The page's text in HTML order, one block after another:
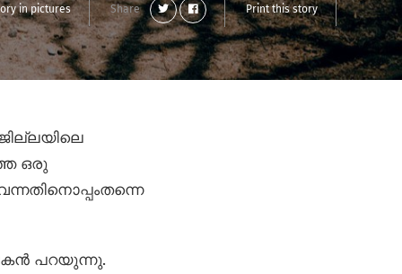
in pictures Share Print this story
ഒരു
പറയുന്നു.